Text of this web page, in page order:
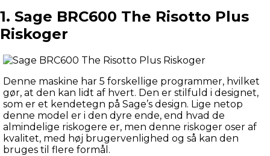
1. Sage BRC600 The Risotto Plus
Riskoger
Denne maskine har 5 forskellige programmer, hvilket
gør, at den kan lidt af hvert. Den er stilfuld i designet,
som er et kendetegn på Sage’s design. Lige netop
denne model er i den dyre ende, end hvad de
almindelige riskogere er, men denne riskoger oser af
kvalitet, med høj brugervenlighed og så kan den
bruges til flere formål.